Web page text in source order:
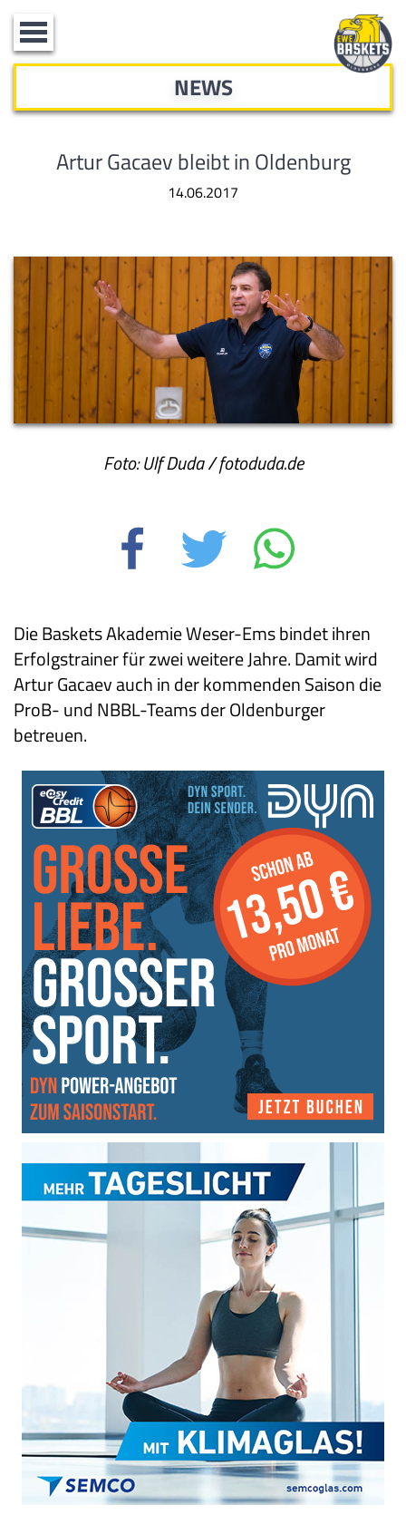
Toggle
navigation
NEWS
Artur Gacaev bleibt in Oldenburg
14.06.2017
Foto: Ulf Duda / fotoduda.de
Die Baskets Akademie Weser-Ems bindet ihren
Erfolgstrainer für zwei weitere Jahre. Damit wird
Artur Gacaev auch in der kommenden Saison die
ProB- und NBBL-Teams der Oldenburger
betreuen.